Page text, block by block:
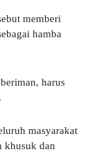
memberi
hamba
harus
masyarakat
khusuk dan